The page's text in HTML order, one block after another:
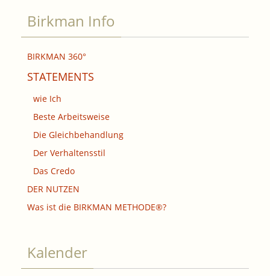
Birkman Info
BIRKMAN 360°
STATEMENTS
wie Ich
Beste Arbeitsweise
Die Gleichbehandlung
Der Verhaltensstil
Das Credo
DER NUTZEN
Was ist die BIRKMAN METHODE®?
Kalender